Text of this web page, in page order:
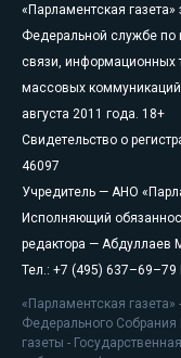
«Парламентская газета»
Федеральной службе по
связи, информационных
массовых
августа 2011 года. 18+
Свидетельство о
46097
Учредитель — АНО
Исполняющий
редактора — Абдуллаев
Тел.: +7 (495) 637–69–79
«Парламентская
Федерального
газеты -